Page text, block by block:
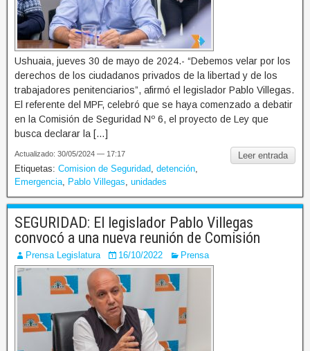
Ushuaia, jueves 30 de mayo de 2024.- “Debemos velar por los
derechos de los ciudadanos privados de la libertad y de los
trabajadores penitenciarios”, afirmó el legislador Pablo Villegas.
El referente del MPF, celebró que se haya comenzado a debatir
en la Comisión de Seguridad Nº 6, el proyecto de Ley que
busca declarar la […]
Leer entrada
Actualizado: 30/05/2024 — 17:17
Etiquetas: Comision de Seguridad detención
Emergencia
Pablo Villegas unidades
SEGURIDAD: El legislador Pablo Villegas
convocó a una nueva reunión de Comisión
Prensa Legislatura 16/10/2022 Prensa